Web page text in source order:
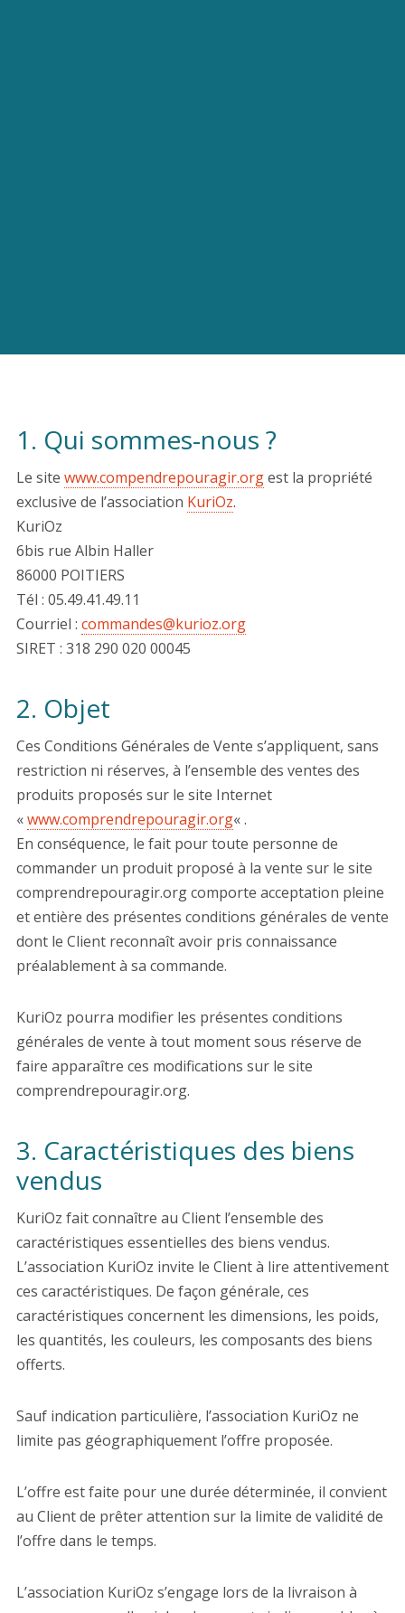
1. Qui sommes-nous ?
Le site www.compendrepouragir.orgest la propriété
exclusive de l’association KuriOz.
KuriOz
6bis rue Albin Haller
86000 POITIERS
Tél : 05.49.41.49.11
Courriel : commandes@kurioz.org
SIRET : 318 290 020 00045
2. Objet
Ces Conditions Générales de Vente s’appliquent, sans
restriction ni réserves, à l’ensemble des ventes des
produits proposés sur le site Internet
«www.comprendrepouragir.org« .
En conséquence, le fait pour toute personne de
commander un produit proposé à la vente sur le site
comprendrepouragir.org comporte acceptation pleine
et entière des présentes conditions générales de vente
dont le Client reconnaît avoir pris connaissance
préalablement à sa commande.
KuriOz pourra modifier les présentes conditions
générales de vente à tout moment sous réserve de
faire apparaître ces modifications sur le site
comprendrepouragir.org.
3. Caractéristiques des biens
vendus
KuriOz fait connaître au Client l’ensemble des
caractéristiques essentielles des biens vendus.
L’association KuriOz invite le Client à lire attentivement
ces caractéristiques. De façon générale, ces
caractéristiques concernent les dimensions, les poids,
les quantités, les couleurs, les composants des biens
offerts.
Sauf indication particulière, l’association KuriOz ne
limite pas géographiquement l’offre proposée.
L’offre est faite pour une durée déterminée, il convient
au Client de prêter attention sur la limite de validité de
l’offre dans le temps.
L’association KuriOz s’engage lors de la livraison à